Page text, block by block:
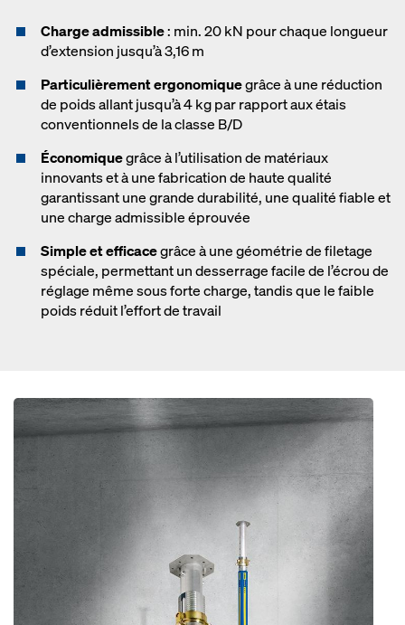
Charge admissible: min. 20 kN pour chaque longueur
d’extension jusqu’à 3,16 m
Particulièrement ergonomiquegrâce à une réduction
de poids allant jusqu’à 4 kg par rapport aux étais
conventionnels de la classe B/D
Économiquegrâce à l’utilisation de matériaux
innovants et à une fabrication de haute qualité
garantissant une grande durabilité, une qualité fiable et
une charge admissible éprouvée
Simple et efficacegrâce à une géométrie de filetage
spéciale, permettant un desserrage facile de l’écrou de
réglage même sous forte charge, tandis que le faible
poids réduit l’effort de travail
Open